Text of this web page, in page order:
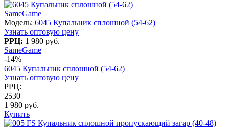
SameGame
Модель: 6045 Купальник сплошной (54-62)
Узнать оптовую цену
РРЦ: 1 980 руб.
SameGame
-14%
6045 Купальник сплошной (54-62)
Узнать оптовую цену
РРЦ:
2530
1 980 руб.
Купить